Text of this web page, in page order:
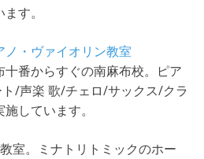
す。
・ヴァイオリン教室
番からすぐの南麻布校。ピア
/声楽 歌/チェロ/サックス/クラ
しています。
室。ミナトリトミックのホー